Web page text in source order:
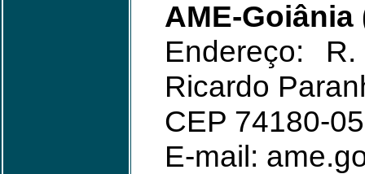
AME-Goiânia
Endereço:
Ricardo
CEP 74180-
E-mail: